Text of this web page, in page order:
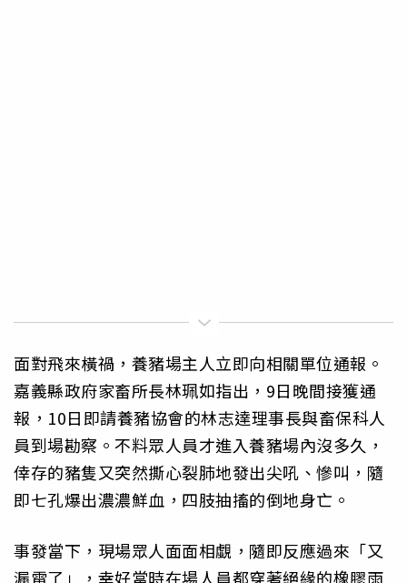
面對飛來橫禍，養豬場主人立即向相關單位通報。
嘉義縣政府家畜所長林珮如指出，9日晚間接獲通
報，10日即請養豬協會的林志達理事長與畜保科人
員到場勘察。不料眾人員才進入養豬場內沒多久，
倖存的豬隻又突然撕心裂肺地發出尖吼、慘叫，隨
即七孔爆出濃濃鮮血，四肢抽搐的倒地身亡。
事發當下，現場眾人面面相覷，隨即反應過來「又
漏電了」，幸好當時在場人員都穿著絕緣的橡膠雨